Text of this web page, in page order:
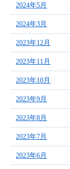
2024年5月
2024年3月
2023年12月
2023年11月
2023年10月
2023年9月
2023年8月
2023年7月
2023年6月